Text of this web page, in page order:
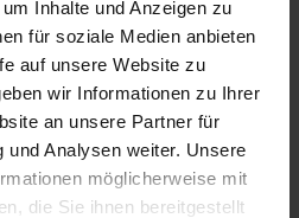
Inhalte und Anzeigen zu
für soziale Medien anbieten
auf unsere Website zu
wir Informationen zu Ihrer
an unsere Partner für
und Analysen weiter. Unsere
möglicherweise mit
die Sie ihnen bereitgestellt